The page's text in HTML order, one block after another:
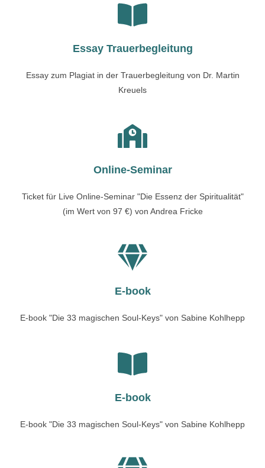
Essay Trauerbegleitung
Essay zum Plagiat in der Trauerbegleitung von Dr. Martin
Kreuels
Online-Seminar
Ticket für Live Online-Seminar "Die Essenz der Spiritualität"
(im Wert von 97 €) von Andrea Fricke
E-book
E-book "Die 33 magischen Soul-Keys" von Sabine Kohlhepp
E-book
E-book "Die 33 magischen Soul-Keys" von Sabine Kohlhepp